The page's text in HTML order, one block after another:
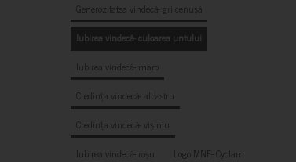
Generozitatea vindecă- gri cenușă
Iubirea vindecă- culoarea untului
Iubirea vindecă- maro
Credința vindecă- albastru
Credința vindecă- vișiniu
Iubirea vindecă- roșu
Logo MNF- Cyclam